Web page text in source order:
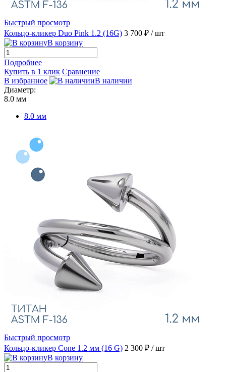
Быстрый просмотр
Кольцо-кликер Duo Pink 1.2 (16G) 3 700 ₽ / шт
В корзину
Подробнее
Купить в 1 клик Сравнение
В избранное
В наличии
Диаметр:
8.0 мм
8.0 мм
Быстрый просмотр
Кольцо-кликер Cone 1.2 мм (16 G) 2 300 ₽ / шт
В корзину